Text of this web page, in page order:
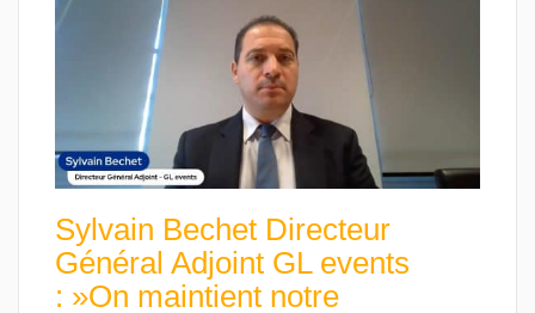
Sylvain Bechet Directeur
Général Adjoint GL events
: »On maintient notre